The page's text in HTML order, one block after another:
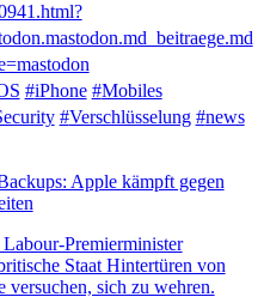
#iPhone #Mobiles
#Verschlüsselung #news
Apple kämpft gegen
Premierminister
Staat Hintertüren von
versuchen, sich zu wehren.